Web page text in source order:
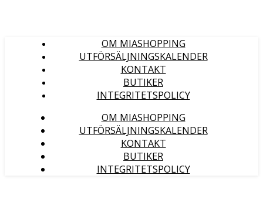
OM MIASHOPPING
UTFÖRSÄLJNINGSKALENDER
KONTAKT
BUTIKER
INTEGRITETSPOLICY
OM MIASHOPPING
UTFÖRSÄLJNINGSKALENDER
KONTAKT
BUTIKER
INTEGRITETSPOLICY